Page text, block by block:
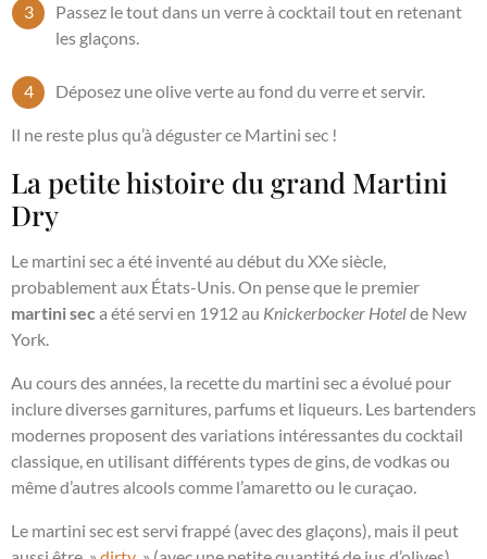
Passez le tout dans un verre à cocktail tout en retenant
les glaçons.
Déposez une olive verte au fond du verre et servir.
Il ne reste plus qu’à déguster ce Martini sec !
La petite histoire du grand Martini
Dry
Le martini sec a été inventé au début du XXe siècle,
probablement aux États-Unis. On pense que le premier
martini seca été servi en 1912 au Knickerbocker Hotelde New
York.
Au cours des années, la recette du martini sec a évolué pour
inclure diverses garnitures, parfums et liqueurs. Les bartenders
modernes proposent des variations intéressantes du cocktail
classique, en utilisant différents types de gins, de vodkas ou
même d’autres alcools comme l’amaretto ou le curaçao.
Le martini sec est servi frappé (avec des glaçons), mais il peut